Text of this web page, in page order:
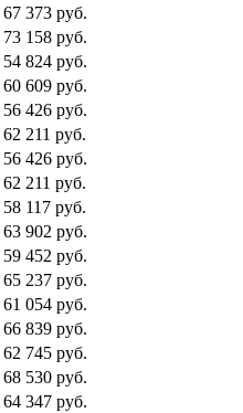
67 373 руб.
73 158 руб.
54 824 руб.
60 609 руб.
56 426 руб.
62 211 руб.
56 426 руб.
62 211 руб.
58 117 руб.
63 902 руб.
59 452 руб.
65 237 руб.
61 054 руб.
66 839 руб.
62 745 руб.
68 530 руб.
64 347 руб.